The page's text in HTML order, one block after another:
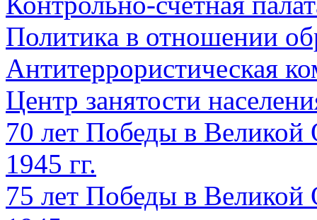
Политика в отношении
Антитеррористическая
Центр занятости
70 лет Победы в Великой
1945 гг.
75 лет Победы в Великой